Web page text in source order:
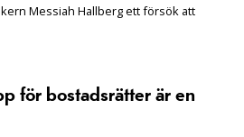
Messiah Hallberg ett försök att
för bostadsrätter är en